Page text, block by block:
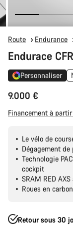
Route Endurance
Endurace
Personnaliser
9.000 €
Financement à
Le vélo de
Dégagement
Technologie
cockpit
SRAM RED
Roues en
Retour sous 30